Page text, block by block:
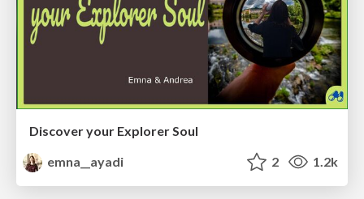
Discover your Explorer Soul
emna__ayadi
2 1.2k